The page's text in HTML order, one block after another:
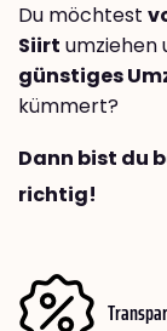
Du möchtest
Siirt umziehen
günstiges
kümmert?
Dann bist du
richtig!